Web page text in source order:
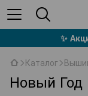
✨
Каталог
Новый Год